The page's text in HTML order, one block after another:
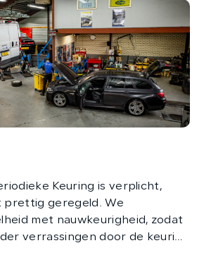
Keuring is verplicht,
prettig geregeld. We
met nauwkeurigheid, zodat
verrassingen door de keuring